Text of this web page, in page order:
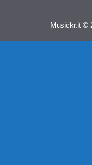
Musickr.it ©